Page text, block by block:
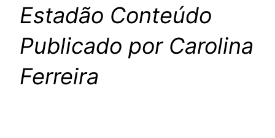
Estadão Conteúdo
Publicado por Carolina
Ferreira